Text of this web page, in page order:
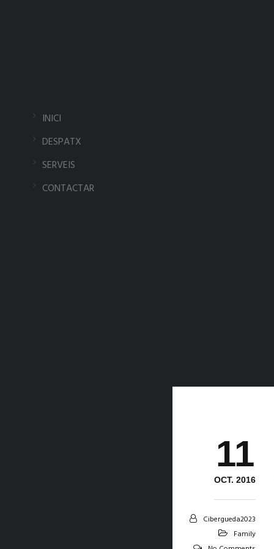
INICI
DESPATX
SERVEIS
CONTACTAR
11
OCT. 2016
Cibergueda2023
Family